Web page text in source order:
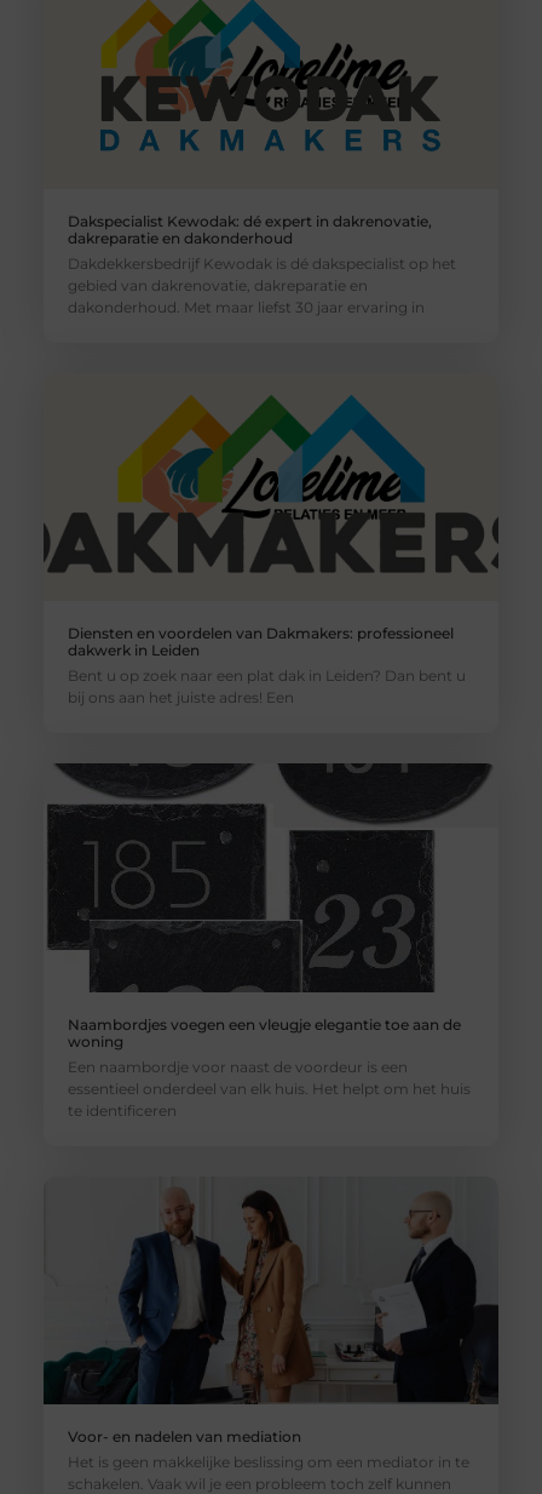
Dakspecialist Kewodak: dé expert in dakrenovatie,
dakreparatie en dakonderhoud
Dakdekkersbedrijf Kewodak is dé dakspecialist op het
gebied van dakrenovatie, dakreparatie en
dakonderhoud. Met maar liefst 30 jaar ervaring in
Diensten en voordelen van Dakmakers: professioneel
dakwerk in Leiden
Bent u op zoek naar een plat dak in Leiden? Dan bent u
bij ons aan het juiste adres! Een
Naambordjes voegen een vleugje elegantie toe aan de
woning
Een naambordje voor naast de voordeur is een
essentieel onderdeel van elk huis. Het helpt om het huis
te identificeren
Voor- en nadelen van mediation
Het is geen makkelijke beslissing om een mediator in te
schakelen. Vaak wil je een probleem toch zelf kunnen